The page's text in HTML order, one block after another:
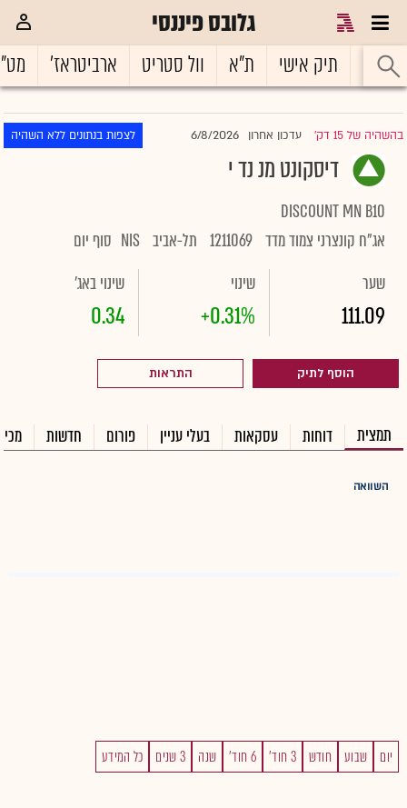
גלובס פיננסי
ראשי תיק אישי ת"א וול סטריט ארביטראז'
בהשהיה של 15 דק' |עדכון אחרון 6/8/2026 לצפות בנתונים ללא השהיה
דיסקונט מנ נד י
DISCOUNT MN B10
אג"ח קונצרני צמוד מדד 1211069 תל-אביב NIS סוף יום
שער
111.09
שינוי
+0.31%
שינוי באג'
0.34
הוסף לתיק התראות
תמצית דוחות עסקאות בעלי עניין פורום חדשות
השוואה
יום שבוע חודש 3 חוד' 6 חוד' שנה 3 שנים כל המידע